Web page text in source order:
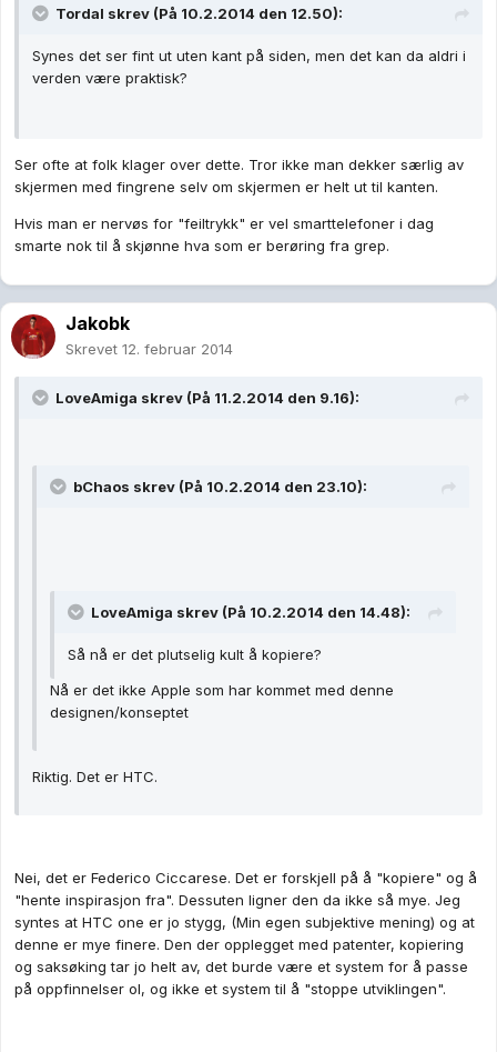
Tordal skrev (På 10.2.2014 den 12.50):
Synes det ser fint ut uten kant på siden, men det kan da aldri i
verden være praktisk?
Ser ofte at folk klager over dette. Tror ikke man dekker særlig av
skjermen med fingrene selv om skjermen er helt ut til kanten.
Hvis man er nervøs for "feiltrykk" er vel smarttelefoner i dag
smarte nok til å skjønne hva som er berøring fra grep.
Jakobk
Skrevet 12. februar 2014
LoveAmiga skrev (På 11.2.2014 den 9.16):
bChaos skrev (På 10.2.2014 den 23.10):
LoveAmiga skrev (På 10.2.2014 den 14.48):
Så nå er det plutselig kult å kopiere?
Nå er det ikke Apple som har kommet med denne
designen/konseptet
Riktig. Det er HTC.
Nei, det er Federico Ciccarese. Det er forskjell på å "kopiere" og å
"hente inspirasjon fra". Dessuten ligner den da ikke så mye. Jeg
syntes at HTC one er jo stygg, (Min egen subjektive mening) og at
denne er mye finere. Den der opplegget med patenter, kopiering
og saksøking tar jo helt av, det burde være et system for å passe
på oppfinnelser ol, og ikke et system til å "stoppe utviklingen".